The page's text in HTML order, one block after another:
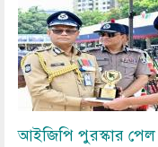
Image
আইজিপি পুরস্কার